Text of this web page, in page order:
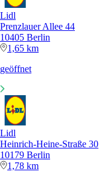
Lidl
Prenzlauer Allee 44
10405 Berlin
1,65 km
geöffnet
Lidl
Heinrich-Heine-Straße 30
10179 Berlin
1,78 km